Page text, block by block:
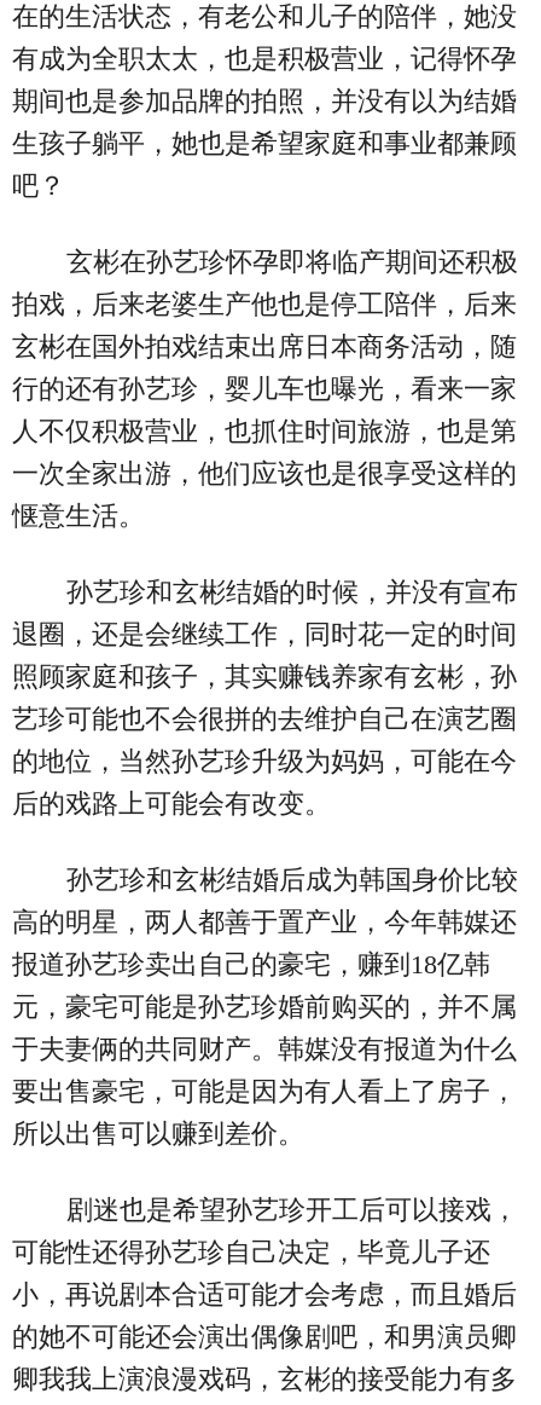
在的生活状态，有老公和儿子的陪伴，她没
有成为全职太太，也是积极营业，记得怀孕
期间也是参加品牌的拍照，并没有以为结婚
生孩子躺平，她也是希望家庭和事业都兼顾
吧？
玄彬在孙艺珍怀孕即将临产期间还积极
拍戏，后来老婆生产他也是停工陪伴，后来
玄彬在国外拍戏结束出席日本商务活动，随
行的还有孙艺珍，婴儿车也曝光，看来一家
人不仅积极营业，也抓住时间旅游，也是第
一次全家出游，他们应该也是很享受这样的
惬意生活。
孙艺珍和玄彬结婚的时候，并没有宣布
退圈，还是会继续工作，同时花一定的时间
照顾家庭和孩子，其实赚钱养家有玄彬，孙
艺珍可能也不会很拼的去维护自己在演艺圈
的地位，当然孙艺珍升级为妈妈，可能在今
后的戏路上可能会有改变。
孙艺珍和玄彬结婚后成为韩国身价比较
高的明星，两人都善于置产业，今年韩媒还
报道孙艺珍卖出自己的豪宅，赚到18亿韩
元，豪宅可能是孙艺珍婚前购买的，并不属
于夫妻俩的共同财产。韩媒没有报道为什么
要出售豪宅，可能是因为有人看上了房子，
所以出售可以赚到差价。
剧迷也是希望孙艺珍开工后可以接戏，
可能性还得孙艺珍自己决定，毕竟儿子还
小，再说剧本合适可能才会考虑，而且婚后
的她不可能还会演出偶像剧吧，和男演员卿
卿我我上演浪漫戏码，玄彬的接受能力有多